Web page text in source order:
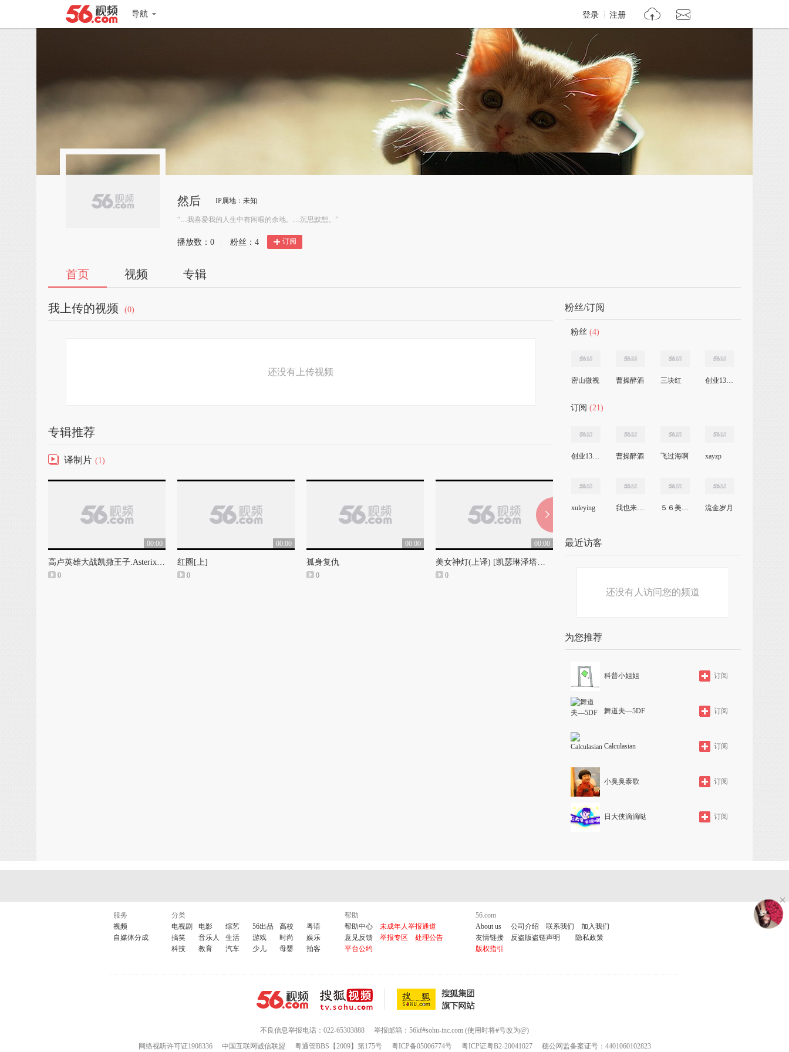
导航 登录 注册
然后 IP属地：未知
“…我喜爱我的人生中有闲暇的余地。…沉思默想。”
播放数： 0 粉丝： 4 订阅
首页 视频 专辑
我上传的视频 (0)
还没有上传视频
专辑推荐
译制片 (1)
00:00
高卢英雄大战凯撒王子.Asterix.aux.jeux.olympiques
0
00:00
红圈[上]
0
00:00
孤身复仇
0
00:00
美女神灯(上译) [凯瑟琳泽塔琼斯 主演]
0
粉丝/订阅
粉丝 (4)
密山微视 曹操醉酒 三块红 创业1366689498
订阅 (21)
创业1366689498 曹操醉酒 飞过海啊 xayzp
xuleying 我也来了56 ５６美女主播 流金岁月
最近访客
还没有人访问您的频道
为您推荐
科普小姐姐 订阅
舞道夫—5DF 订阅
Calculasian 订阅
小臭臭泰歌 订阅
日大侠滴滴哒 订阅
服务
视频
自媒体分成
分类
电视剧
电影 综艺 56出品 高校
粤语
搞笑
音乐人 生活 游戏 时尚
娱乐
科技
教育 汽车 少儿 母婴 拍客
帮助
帮助中心
未成年人举报通道
意见反馈
举报专区
处理公告
平台公约
56.com
About us
公司介绍 联系我们
加入我们
友情链接
反盗版盗链声明
隐私政策
版权指引
不良信息举报电话：022-65303888
举报邮箱：56kf#sohu-inc.com (使用时将#号改为@)
网络视听许可证1908336
中国互联网诚信联盟 粤通管BBS【2009】第175号 粤ICP备05006774号 粤ICP证粤B2-20041027 穗公网监备案证号：4401060102823